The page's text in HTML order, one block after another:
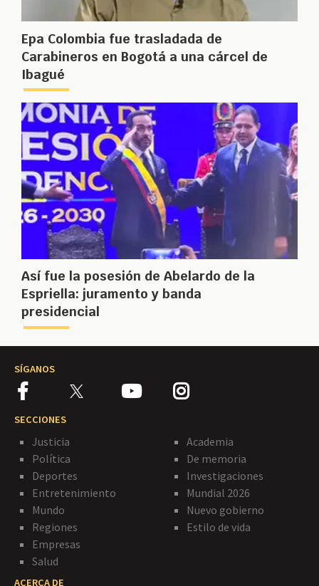
Epa Colombia fue trasladada de
Carabineros en Bogotá a una cárcel de
Ibagué
Así fue la posesión de Abelardo de la
Espriella: juramento y banda
presidencial
SÍGANOS
SECCIONES
Justicia
Política
Deportes
Entretenimiento
Mundo
Regiones
Empresas
Salud
Academia
De memoria
Investigaciones
Mundial 2026
Nuevo gobierno
Estilo de vida
ACERCA DE